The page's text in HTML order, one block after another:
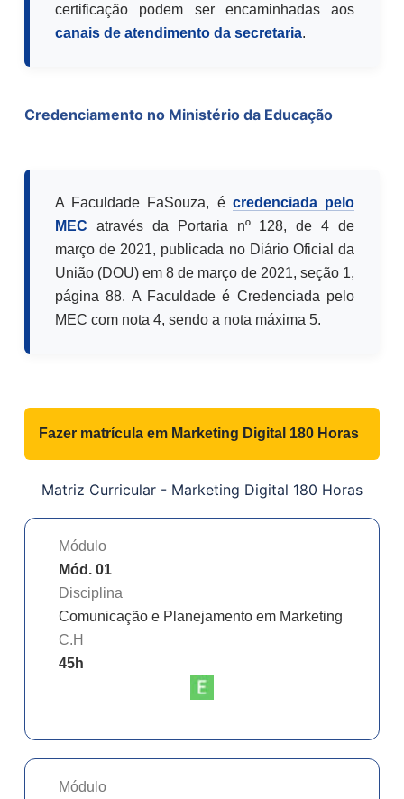
certificação podem ser encaminhadas aos
canais de atendimento da secretaria.
Credenciamento no Ministério da Educação
A Faculdade FaSouza, é credenciada pelo
MEC através da Portaria nº 128, de 4 de
março de 2021, publicada no Diário Oficial da
União (DOU) em 8 de março de 2021, seção 1,
página 88. A Faculdade é Credenciada pelo
MEC com nota 4, sendo a nota máxima 5.
Fazer matrícula em Marketing Digital 180 Horas
Matriz Curricular - Marketing Digital 180 Horas
Módulo
Mód. 01
Disciplina
Comunicação e Planejamento em Marketing
C.H
45h
Módulo